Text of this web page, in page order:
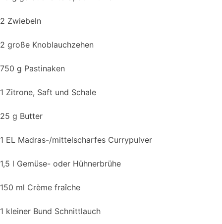
2 Zwiebeln
2 große Knoblauchzehen
750 g Pastinaken
1 Zitrone, Saft und Schale
25 g Butter
1 EL Madras-/mittelscharfes Currypulver
1,5 l Gemüse- oder Hühnerbrühe
150 ml Crème fraîche
1 kleiner Bund Schnittlauch